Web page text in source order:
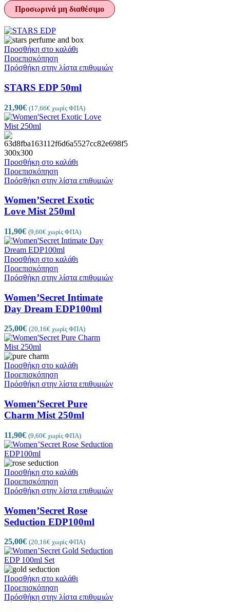
Προσωρινά μη διαθέσιμο
Προσθήκη στο καλάθι
Προεπισκόπηση
Πρόσθήκη στην λίστα επιθυμιών
STARS EDP 50ml
21,90€ (17,66€ χωρίς ΦΠΑ)
Προσθήκη στο καλάθι
Προεπισκόπηση
Πρόσθήκη στην λίστα επιθυμιών
Women’Secret Exotic
Love Mist 250ml
11,90€ (9,60€ χωρίς ΦΠΑ)
Προσθήκη στο καλάθι
Προεπισκόπηση
Πρόσθήκη στην λίστα επιθυμιών
Women’Secret Intimate
Day Dream EDP100ml
25,00€ (20,16€ χωρίς ΦΠΑ)
Προσθήκη στο καλάθι
Προεπισκόπηση
Πρόσθήκη στην λίστα επιθυμιών
Women’Secret Pure
Charm Mist 250ml
11,90€ (9,60€ χωρίς ΦΠΑ)
Προσθήκη στο καλάθι
Προεπισκόπηση
Πρόσθήκη στην λίστα επιθυμιών
Women’Secret Rose
Seduction EDP100ml
25,00€ (20,16€ χωρίς ΦΠΑ)
Προσθήκη στο καλάθι
Προεπισκόπηση
Πρόσθήκη στην λίστα επιθυμιών